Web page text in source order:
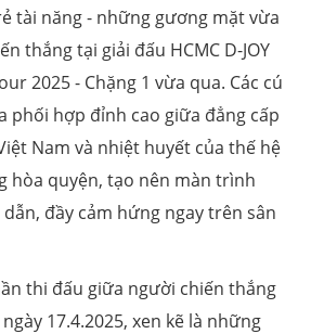
tài năng - những gương mặt vừa
thắng tại giải đấu HCMC D-JOY
2025 - Chặng 1 vừa qua. Các cú
phối hợp đỉnh cao giữa đẳng cấp
Nam và nhiệt huyết của thế hệ
hòa quyện, tạo nên màn trình
đầy cảm hứng ngay trên sân
thi đấu giữa người chiến thắng
17.4.2025, xen kẽ là những